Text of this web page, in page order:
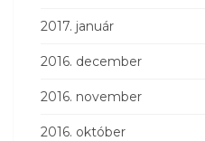
2017. január
2016. december
2016. november
2016. október